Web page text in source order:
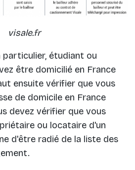
visale.fr
particulier, étudiant ou
être domicilié en France
ensuite vérifier que vous
de domicile en France
devez vérifier que vous
ou locataire d'un
d'être radié de la liste des